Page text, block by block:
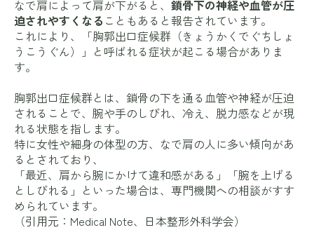
なで肩によって肩が下がると、 鎖骨下の神経や血管が圧
迫されやすくなる こともあると報告されています。
これにより、「胸郭出口症候群（きょうかくでぐちしょ
うこうぐん）」と呼ばれる症状が起こる場合がありま
す。
胸郭出口症候群とは、鎖骨の下を通る血管や神経が圧迫
されることで、腕や手のしびれ、冷え、脱力感などが現
れる状態を指します。
特に女性や細身の体型の方、なで肩の人に多い傾向があ
るとされており、
「最近、肩から腕にかけて違和感がある」「腕を上げる
としびれる」といった場合は、専門機関への相談がすす
められています。
（引用元： Medical Note、 日本整形外科学会）